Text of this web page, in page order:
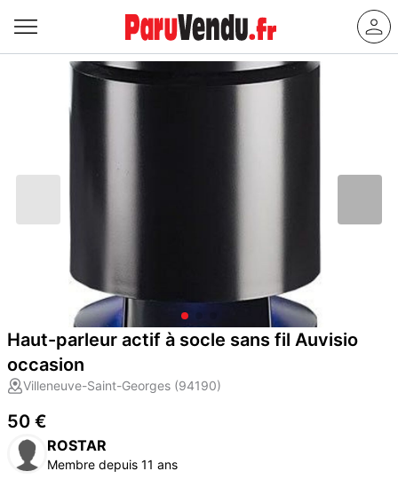
Haut-parleur actif à socle sans fil Auvisio
occasion
Villeneuve-Saint-Georges (94190)
50 €
ROSTAR
Membre depuis 11 ans